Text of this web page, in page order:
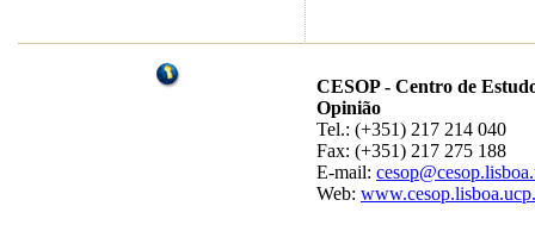
CESOP - Centro de
Opinião
Tel.: (+351) 217 214 040
Fax: (+351) 217 275 188
E-mail:
Web: